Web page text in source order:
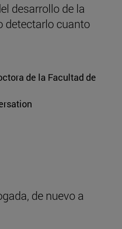
desarrollo de la
detectarlo cuanto
de la Facultad de
de nuevo a